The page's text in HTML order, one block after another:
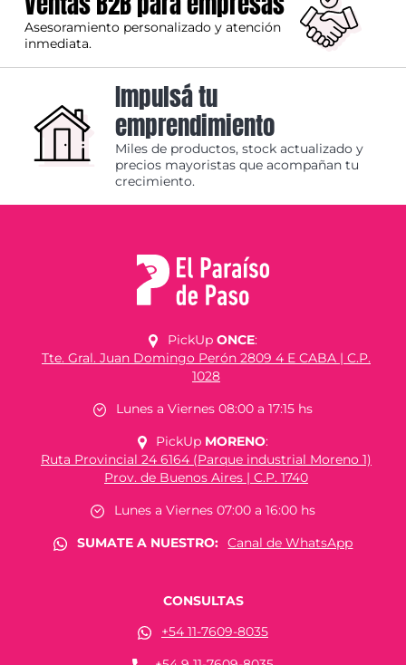
Asesoramiento personalizado y atención
inmediata.
Impulsá tu
emprendimiento
Miles de productos, stock actualizado y
precios mayoristas que acompañan tu
crecimiento.
PickUp ONCE:
Tte. Gral. Juan Domingo Perón 2809 4 E CABA | C.P.
1028
Lunes a Viernes 08:00 a 17:15 hs
PickUp MORENO:
Ruta Provincial 24 6164 (Parque industrial Moreno 1)
Prov. de Buenos Aires | C.P. 1740
Lunes a Viernes 07:00 a 16:00 hs
SUMATE A NUESTRO:
Canal de WhatsApp
CONSULTAS
+54 11-7609-8035